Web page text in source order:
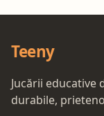
Teeny
Jucării educative
durabile,